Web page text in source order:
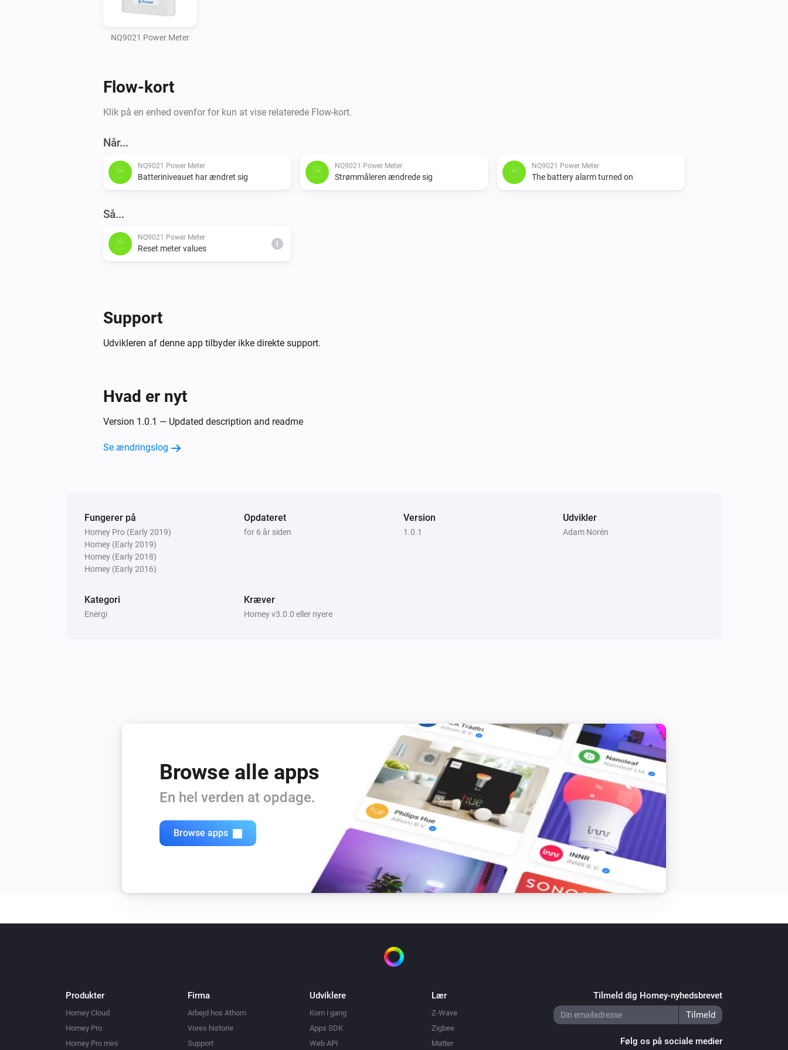
NQ9021 Power Meter
Flow-kort
Klik på en enhed ovenfor for kun at vise relaterede Flow-kort.
Når...
NQ9021 Power Meter
Batteriniveauet har ændret sig
NQ9021 Power Meter
Strømmåleren ændrede sig
NQ9021 Power Meter
The battery alarm turned on
Så...
NQ9021 Power Meter
Reset meter values i
Support
Udvikleren af denne app tilbyder ikke direkte support.
Hvad er nyt
Version 1.0.1 — Updated description and readme
Se ændringslog
Fungerer på
Homey Pro (Early 2019)
Homey (Early 2019)
Homey (Early 2018)
Homey (Early 2016)
Opdateret
for 6 år siden
Version
1.0.1
Udvikler
Adam Norén
Kategori
Energi
Kræver
Homey v3.0.0 eller nyere
Browse alle apps
En hel verden at opdage.
Browse apps
Produkter
Homey Cloud
Homey Pro
Homey Pro mini
Firma
Arbejd hos Athom
Vores historie
Support
Udviklere
Kom i gang
Apps SDK
Web API
Lær
Z-Wave
Zigbee
Matter
Tilmeld dig Homey-nyhedsbrevet
Følg os på sociale medier